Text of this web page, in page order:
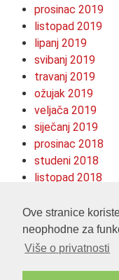
Ove stranice
neophodne za
Više o privatnosti
prosinac 2019
listopad 2019
lipanj 2019
svibanj 2019
travanj 2019
ožujak 2019
veljača 2019
siječanj 2019
prosinac 2018
studeni 2018
listopad 2018
srpanj 2018